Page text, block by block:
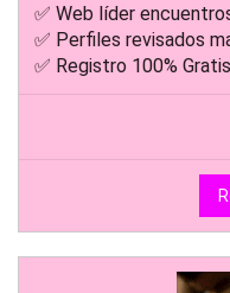
✅ Web líder
✅ Perfiles revisados
✅ Registro 100% Gratis